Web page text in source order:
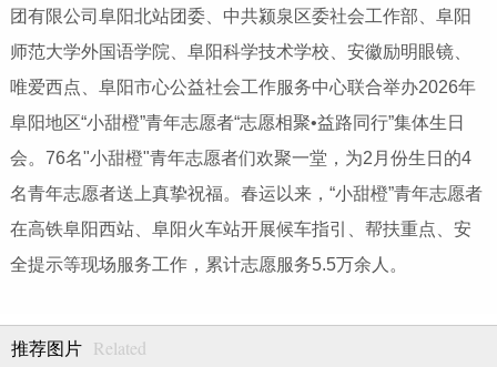
团有限公司阜阳北站团委、中共颍泉区委社会工作部、阜阳
师范大学外国语学院、阜阳科学技术学校、安徽励明眼镜、
唯爱西点、阜阳市心公益社会工作服务中心联合举办2026年
阜阳地区“小甜橙”青年志愿者“志愿相聚•益路同行”集体生日
会。76名"小甜橙"青年志愿者们欢聚一堂，为2月份生日的4
名青年志愿者送上真挚祝福。春运以来，“小甜橙”青年志愿者
在高铁阜阳西站、阜阳火车站开展候车指引、帮扶重点、安
全提示等现场服务工作，累计志愿服务5.5万余人。
推荐图片 Related